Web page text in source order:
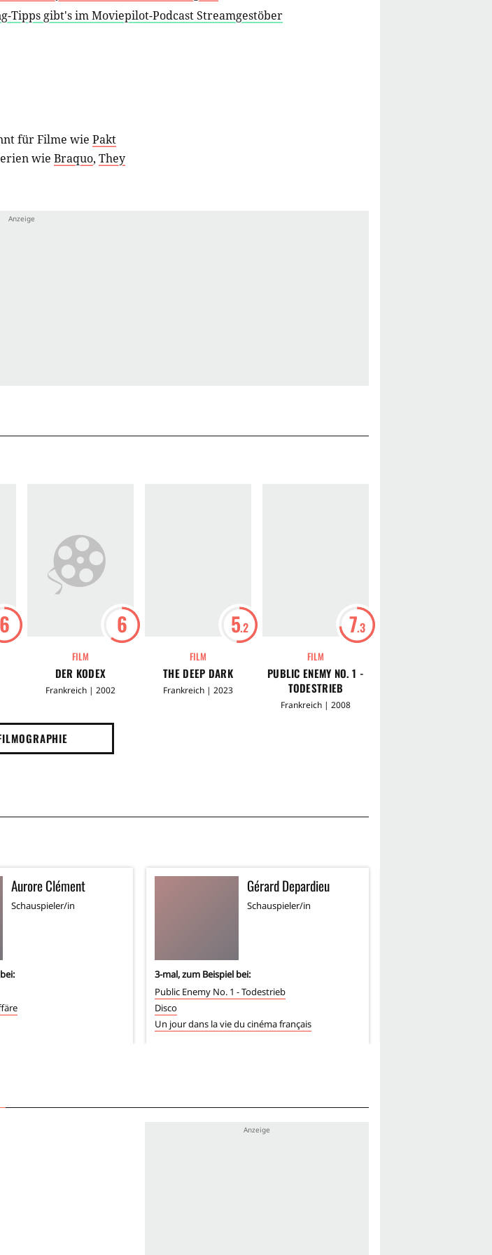
Tipps gibt's im Moviepilot-Podcast Streamgestöber
für Filme wie Pakt
wie Braquo, They
6 6
FILM
DER KODEX
Frankreich | 2002
5.2
FILM
THE DEEP DARK
Frankreich | 2023
7.3
FILM
PUBLIC ENEMY NO. 1 -
TODESTRIEB
Frankreich | 2008
Aurore Clément
Schauspieler/in
Gérard Depardieu
Schauspieler/in
3-mal, zum Beispiel bei:
Public Enemy No. 1 - Todestrieb
Disco
Un jour dans la vie du cinéma français